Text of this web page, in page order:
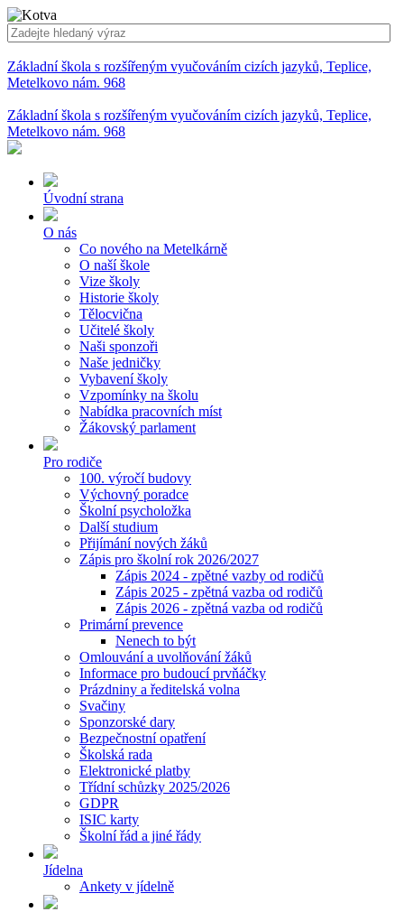
Základní škola s rozšířeným vyučováním cizích jazyků, Teplice,
Metelkovo nám. 968
Základní škola s rozšířeným vyučováním cizích jazyků, Teplice,
Metelkovo nám. 968
Úvodní strana
O nás
Co nového na Metelkárně
O naší škole
Vize školy
Historie školy
Tělocvična
Učitelé školy
Naši sponzoři
Naše jedničky
Vybavení školy
Vzpomínky na školu
Nabídka pracovních míst
Žákovský parlament
Pro rodiče
100. výročí budovy
Výchovný poradce
Školní psycholožka
Další studium
Přijímání nových žáků
Zápis pro školní rok 2026/2027
Zápis 2024 - zpětné vazby od rodičů
Zápis 2025 - zpětná vazba od rodičů
Zápis 2026 - zpětná vazba od rodičů
Primární prevence
Nenech to být
Omlouvání a uvolňování žáků
Informace pro budoucí prvňáčky
Prázdniny a ředitelská volna
Svačiny
Sponzorské dary
Bezpečnostní opatření
Školská rada
Elektronické platby
Třídní schůzky 2025/2026
GDPR
ISIC karty
Školní řád a jiné řády
Jídelna
Ankety v jídelně